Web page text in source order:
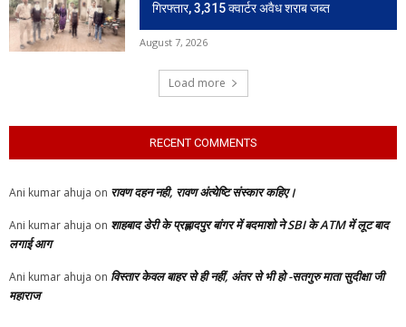
गिरफ्तार, 3,315 क्वार्टर अवैध शराब जब्त
August 7, 2026
Load more
RECENT COMMENTS
Ani kumar ahuja on रावण दहन नही, रावण अंत्येष्टि संस्कार कहिए।
Ani kumar ahuja on शाहबाद डेरी के प्रह्लादपुर बांगर में बदमाशो ने SBI के ATM में लूट बाद
लगाई आग
Ani kumar ahuja on विस्तार केवल बाहर से ही नहीं, अंतर से भी हो -सतगुरु माता सुदीक्षा जी
महाराज